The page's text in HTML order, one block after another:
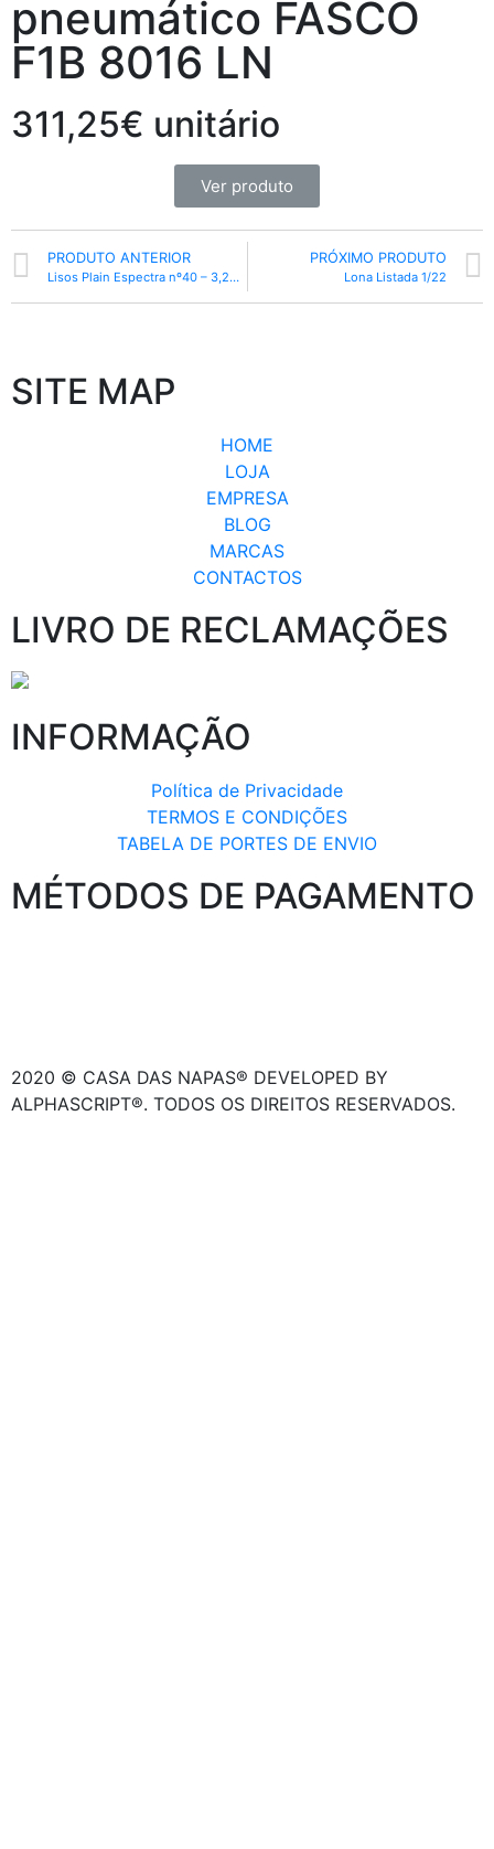
pneumático FASCO
F1B 8016 LN
311,25€ unitário
Ver produto
PRODUTO ANTERIOR
Lisos Plain Espectra nº40 – 3,20 largura
PRÓXIMO PRODUTO
Lona Listada 1/22
SITE MAP
HOME
LOJA
EMPRESA
BLOG
MARCAS
CONTACTOS
LIVRO DE RECLAMAÇÕES
INFORMAÇÃO
Política de Privacidade
TERMOS E CONDIÇÕES
TABELA DE PORTES DE ENVIO
MÉTODOS DE PAGAMENTO
2020 © CASA DAS NAPAS® DEVELOPED BY
ALPHASCRIPT®. TODOS OS DIREITOS RESERVADOS.